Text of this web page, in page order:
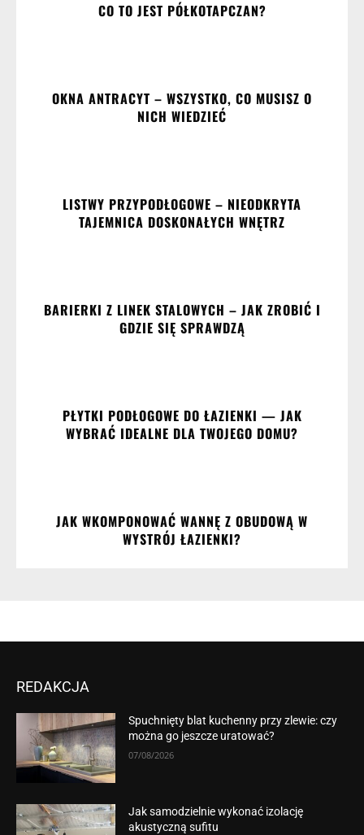
CO TO JEST PÓŁKOTAPCZAN?
OKNA ANTRACYT – WSZYSTKO, CO MUSISZ O
NICH WIEDZIEĆ
LISTWY PRZYPODŁOGOWE – NIEODKRYTA
TAJEMNICA DOSKONAŁYCH WNĘTRZ
BARIERKI Z LINEK STALOWYCH – JAK ZROBIĆ I
GDZIE SIĘ SPRAWDZĄ
PŁYTKI PODŁOGOWE DO ŁAZIENKI — JAK
WYBRAĆ IDEALNE DLA TWOJEGO DOMU?
JAK WKOMPONOWAĆ WANNĘ Z OBUDOWĄ W
WYSTRÓJ ŁAZIENKI?
REDAKCJA
Spuchnięty blat kuchenny przy zlewie: czy
można go jeszcze uratować?
07/08/2026
Jak samodzielnie wykonać izolację
akustyczną sufitu